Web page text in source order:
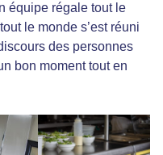
équipe régale tout le
le monde s’est réuni
des personnes
bon moment tout en